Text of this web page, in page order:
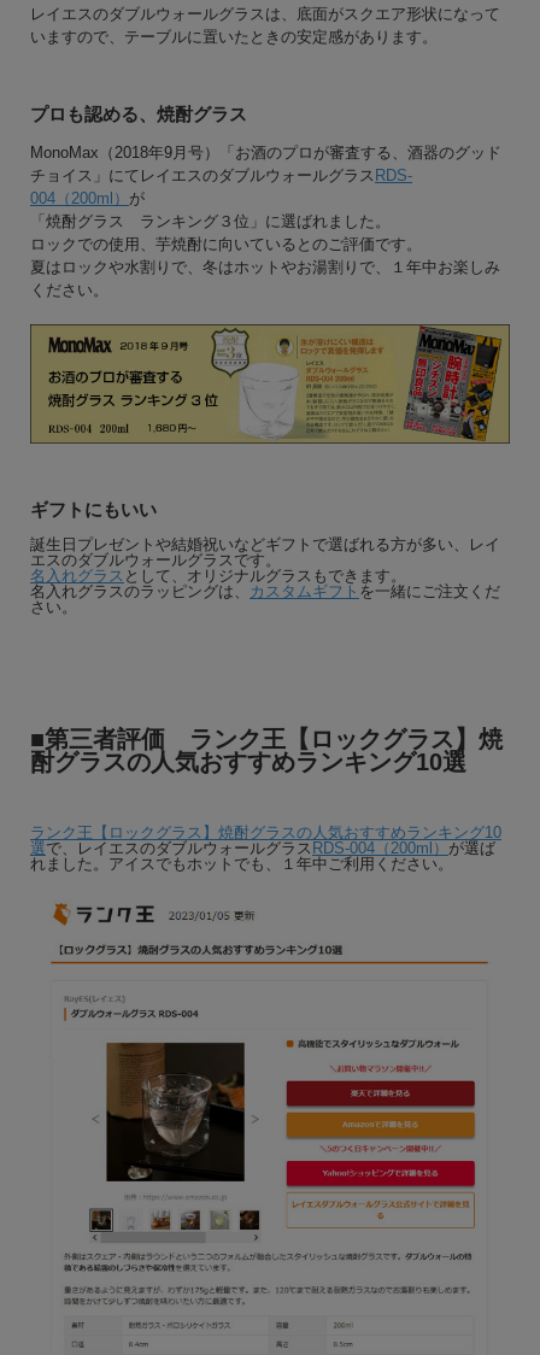
レイエスのダブルウォールグラスは、底面がスクエア形状になって
いますので、テーブルに置いたときの安定感があります。
プロも認める、焼酎グラス
MonoMax（2018年9月号）「お酒のプロが審査する、酒器のグッド
チョイス」にてレイエスのダブルウォールグラス RDS-
004（200ml） が
「焼酎グラス ランキング３位」に選ばれました。
ロックでの使用、芋焼酎に向いているとのご評価です。
夏はロックや水割りで、冬はホットやお湯割りで、１年中お楽しみ
ください。
ギフトにもいい
誕生日プレゼントや結婚祝いなどギフトで選ばれる方が多い、レイ
エスのダブルウォールグラスです。
名入れグラス として、オリジナルグラスもできます。
名入れグラスのラッピングは、
カスタムギフト を一緒にご注文くだ
さい。
■第三者評価 ランク王【ロックグラス】焼
酎グラスの人気おすすめランキング10選
ランク王【ロックグラス】焼酎グラスの人気おすすめランキング10
選で、レイエスのダブルウォールグラス RDS-004（200ml） が選ば
れました。アイスでもホットでも、１年中ご利用ください。